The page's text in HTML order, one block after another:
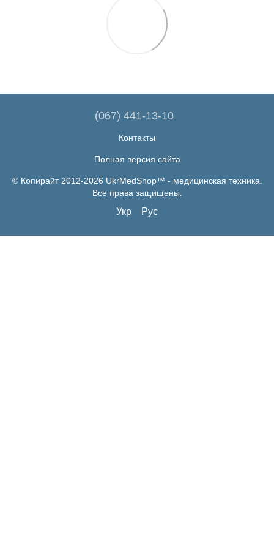
(067) 441-13-10
Контакты
Полная версия сайта
© Копирайт 2012-2026 UkrMedShop™ - медицинская техника.
Все права защищены.
Укр Рус